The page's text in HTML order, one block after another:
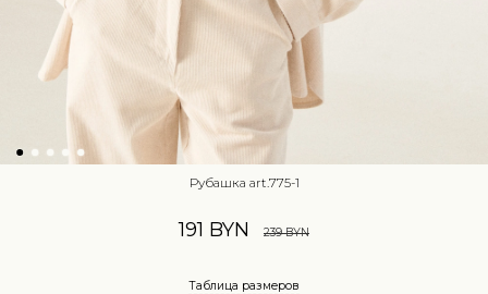
Рубашка art.775-1
191 BYN 239 BYN
Таблица размеров